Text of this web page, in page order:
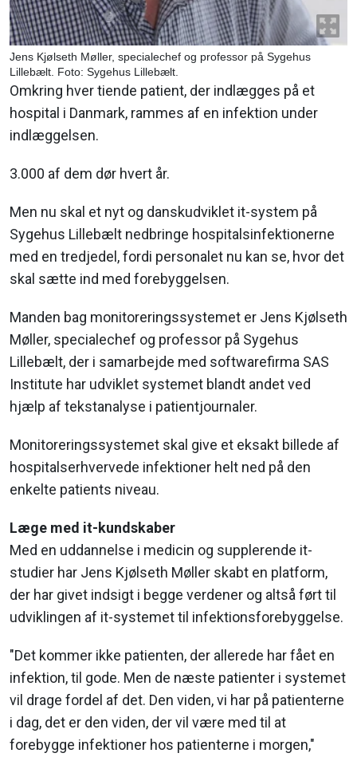
Jens Kjølseth Møller, specialechef og professor på Sygehus
Lillebælt. Foto: Sygehus Lillebælt.
Omkring hver tiende patient, der indlægges på et
hospital i Danmark, rammes af en infektion under
indlæggelsen.
3.000 af dem dør hvert år.
Men nu skal et nyt og danskudviklet it-system på
Sygehus Lillebælt nedbringe hospitalsinfektionerne
med en tredjedel, fordi personalet nu kan se, hvor det
skal sætte ind med forebyggelsen.
Manden bag monitoreringssystemet er Jens Kjølseth
Møller, specialechef og professor på Sygehus
Lillebælt, der i samarbejde med softwarefirma SAS
Institute har udviklet systemet blandt andet ved
hjælp af tekstanalyse i patientjournaler.
Monitoreringssystemet skal give et eksakt billede af
hospitalserhvervede infektioner helt ned på den
enkelte patients niveau.
Læge med it-kundskaber
Med en uddannelse i medicin og supplerende it-
studier har Jens Kjølseth Møller skabt en platform,
der har givet indsigt i begge verdener og altså ført til
udviklingen af it-systemet til infektionsforebyggelse.
"Det kommer ikke patienten, der allerede har fået en
infektion, til gode. Men de næste patienter i systemet
vil drage fordel af det. Den viden, vi har på patienterne
i dag, det er den viden, der vil være med til at
forebygge infektioner hos patienterne i morgen,"